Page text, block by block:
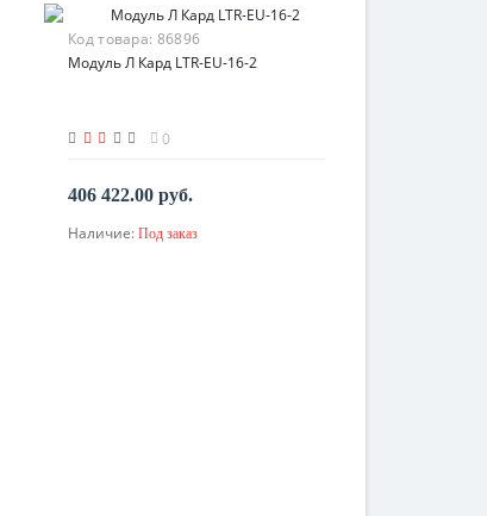
Код товара: 86896
Модуль Л Кард LTR-EU-16-2
0
406 422.00 руб.
По запросу
Наличие: Под заказ